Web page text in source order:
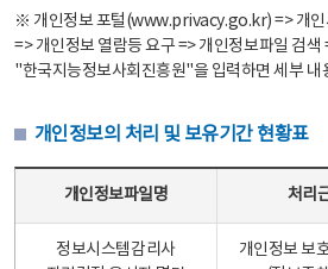
※ 개인정보 포털(www.privacy.go.kr) => 개인
=> 개인정보 열람등 요구 => 개인정보파일 검색
"한국지능정보사회진흥원"을 입력하면 세부 내
개인정보의 처리 및 보유기간 현황표
개인정보파일명 처리
정보시스템감리사
개인정보 보